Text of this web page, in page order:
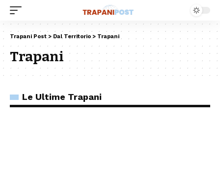
Trapani Post > Dal Territorio > Trapani
Trapani
Le Ultime Trapani